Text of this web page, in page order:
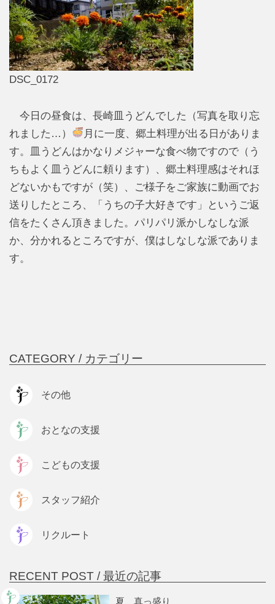
DSC_0172
今日の昼食は、長崎皿うどんでした（写真を取り忘
れました…）
月に一度、郷土料理が出る日がありま
す。皿うどんはかなりメジャーな食べ物ですので（う
ちもよく皿うどんに頼ります）、郷土料理感はそれほ
どないかもですが（笑）、ご様子をご家族に動画でお
送りしたところ、「うちの子大好きです」というご返
信をたくさん頂きました。パリパリ派かしなしな派
か、分かれるところですが、僕はしなしな派でありま
す。
CATEGORY / カテゴリー
その他
おとなの支援
こどもの支援
スタッフ紹介
リクルート
RECENT POST /最近の記事
夏、真っ盛り